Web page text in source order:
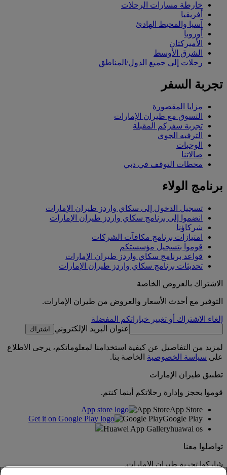
خارطة مسارات الرحلات
أفريقيا
آسيا والمحيط الهادئ
أوروبا
الأميركتان
الشرق الأوسط
رحلات إلى جميع الدول/المناطق
تجربة السفر
مزايا المقصورة
التسوق مع طيران الإمارات
تجربة سفركم المقبلة
الترفيه الجوي
الوجبات
صالاتنا
محطات التوقف في دبي
برنامج الولاء
تسجيل الدخول إلى سكاي واردز طيران الإمارات
انضموا إلى برنامج سكاي واردز طيران الإمارات
شركاؤنا
امتيازات برنامج مكافآت الشركات
قوموا بتسجيل مؤسستكم
قواعد برنامج سكاي واردز طيران الإمارات
تحديثات برنامج سكاي واردز طيران الإمارات
الاشتراك بالعروض الخاصة
التوفير مع أحدث الأسعار والعروض من طيران الإمارات.
إلغاء الاشتراك أو تغيير خياراتكم المفضلة
عنوان البريد الإلكتروني
اشتراك
لمزيد من التفاصيل عن كيفية استخدامنا لمعلوماتكم، يرجى الاطلاع
على سياسة الخصوصية الخاصة بنا.
تطبيق طيران الإمارات
قوموا بحجز وإدارة رحلاتكم أينما كنتم.
App StoreApp Store
Google PlayGoogle Play
Huawei App Galleryhuawai os
تواصلوا معنا
شاركوا تجربة طيران الإمارات.